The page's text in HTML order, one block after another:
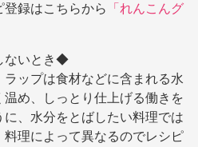
登録はこちらから
「れんこんグ
ないとき◆
ップは食材などに含まれる水
め、しっとり仕上げる働きを
に、水分をとばしたい料理では
理によって異なるのでレシピ